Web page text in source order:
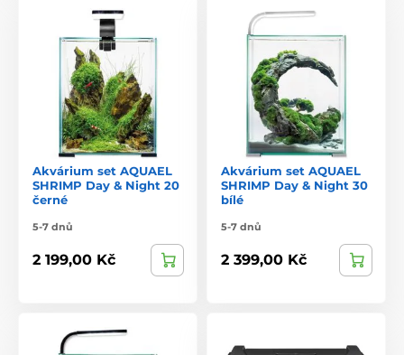
Akvárium set AQUAEL
SHRIMP Day & Night 20
černé
5-7 dnů
2 199,00 Kč
Akvárium set AQUAEL
SHRIMP Day & Night 30
bílé
5-7 dnů
2 399,00 Kč